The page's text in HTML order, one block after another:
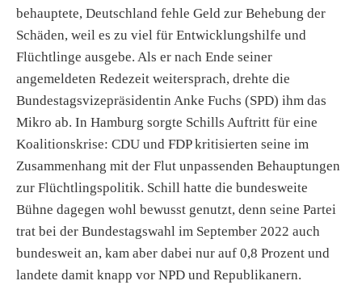
behauptete, Deutschland fehle Geld zur Behebung der
Schäden, weil es zu viel für Entwicklungshilfe und
Flüchtlinge ausgebe. Als er nach Ende seiner
angemeldeten Redezeit weitersprach, drehte die
Bundestagsvizepräsidentin Anke Fuchs (SPD) ihm das
Mikro ab. In Hamburg sorgte Schills Auftritt für eine
Koalitionskrise: CDU und FDP kritisierten seine im
Zusammenhang mit der Flut unpassenden Behauptungen
zur Flüchtlingspolitik. Schill hatte die bundesweite
Bühne dagegen wohl bewusst genutzt, denn seine Partei
trat bei der Bundestagswahl im September 2022 auch
bundesweit an, kam aber dabei nur auf 0,8 Prozent und
landete damit knapp vor NPD und Republikanern.